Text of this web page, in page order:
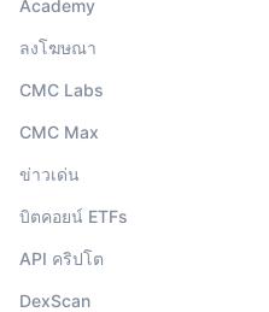
Academy
ลงโฆษณา
CMC Labs
CMC Max
ข่าวเด่น
บิตคอยน์ ETFs
API คริปโต
DexScan